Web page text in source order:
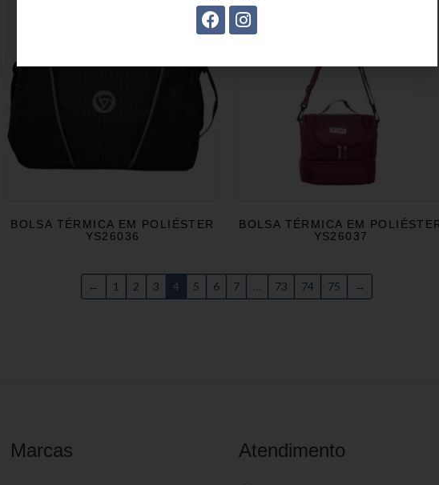
BOLSA TÉRMICA EM POLIÉSTER
YS26036
BOLSA TÉRMICA EM
YS26037
← 1 2 3 4 5 6 7 … 73 74 75 →
Marcas Atendimento